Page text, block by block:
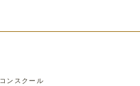
ンスクール